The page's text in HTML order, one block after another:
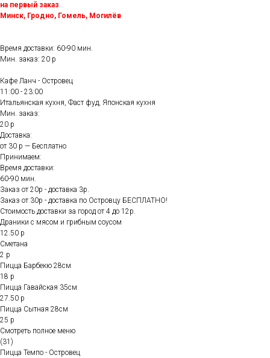
на первый заказ
Минск, Гродно, Гомель, Могилёв
Время доставки: 60-90 мин.
Мин. заказ: 20 р
Кафе Ланч - Островец
11:00 - 23:00
Итальянская кухня, Фаст фуд, Японская кухня
Мин. заказ:
20 р
Доставка:
от 30 р — Бесплатно
Принимаем:
Время доставки:
60-90 мин.
Заказ от 20р - доставка 3р.
Заказ от 30р - доставка по Островцу БЕСПЛАТНО!
Стоимость доставки за город от 4 до 12р.
Драники с мясом и грибным соусом
12.50 р
Сметана
2 р
Пицца Барбекю 28см
18 р
Пицца Гавайская 35см
27.50 р
Пицца Сытная 28см
25 р
Смотреть полное меню
(31)
Пицца Темпо - Островец